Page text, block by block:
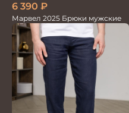
6 390 ₽
Марвел 2025 Брюки мужские